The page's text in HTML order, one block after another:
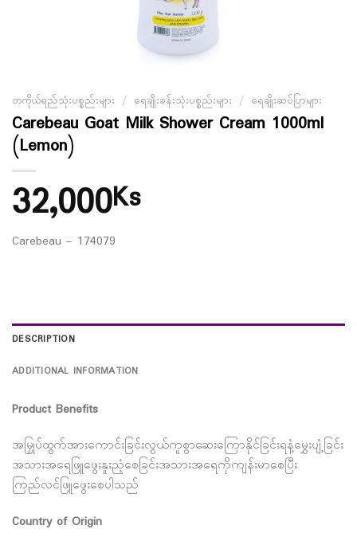
တကိုယ်ရည်သုံးပစ္စည်းများ / ရေချိုးခန်းသုံးပစ္စည်းများ / ရေချိုးဆပ်ပြာများ
Carebeau Goat Milk Shower Cream 1000ml
(Lemon)
32,000Ks
Carebeau – 174079
DESCRIPTION
ADDITIONAL INFORMATION
Product Benefits
အမြှုပ်ထွက်အားကောင်းခြင်းလွယ်ကူစွာဆေးကြောနိုင်ခြင်းရနံ့မွှေးပျံ့ခြင်း
အသားအရေဖြူဖွေးနူးညံ့စေခြင်းအသားအရေကိုကျန်းမာစေပြီး
ကြည်လင်ဖြူဖွေးစေပါသည်
Country of Origin